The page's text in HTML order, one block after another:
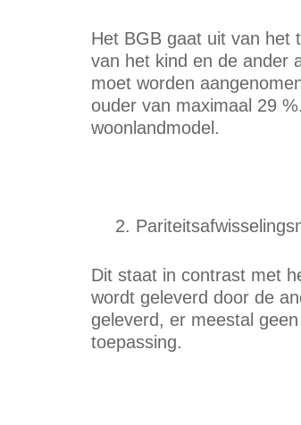
Het BGB gaat uit van het
van het kind en de ander
moet worden
ouder van maximaal 29
woonlandmodel.
Dit staat in contrast met
wordt geleverd door de
geleverd, er meestal
toepassing.